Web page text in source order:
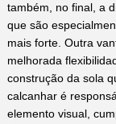
também, no final, a
que são
mais forte. Outra
melhorada
construção da sola
calcanhar é
elemento visual,